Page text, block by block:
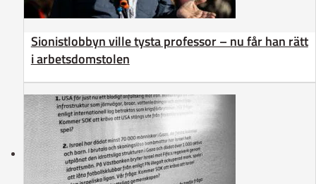
Sionistlobbyn ville tysta professor – nu får han rätt
i arbetsdomstolen